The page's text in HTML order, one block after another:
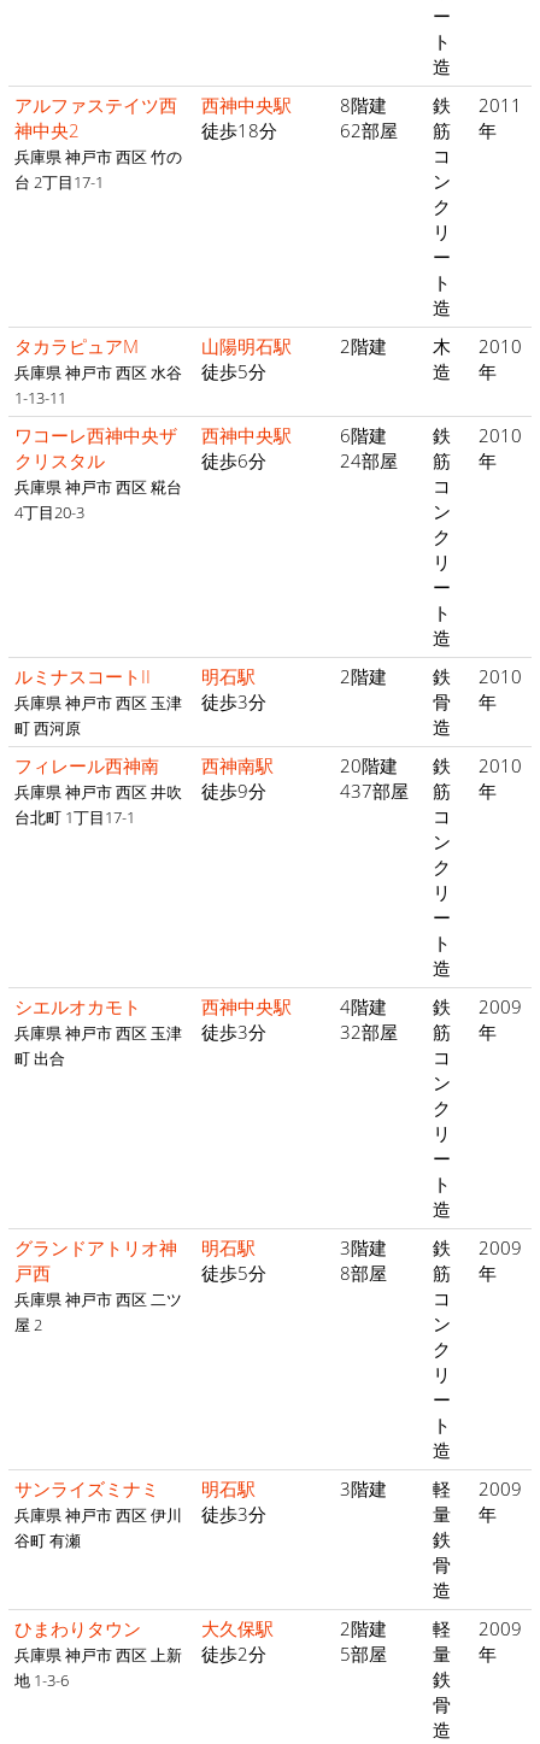
ー
ト
造
アルファステイツ西
神中央2
兵庫県 神戸市 西区 竹の
台 2丁目17-1
西神中央駅
徒歩18分
8階建
62部屋
鉄
筋
コ
ン
ク
リ
ー
ト
造
2011
年
タカラピュアM
兵庫県 神戸市 西区 水谷
1-13-11
山陽明石駅
徒歩5分
2階建
木
造
2010
年
ワコーレ西神中央ザ
クリスタル
兵庫県 神戸市 西区 糀台
4丁目20-3
西神中央駅
徒歩6分
6階建
24部屋
鉄
筋
コ
ン
ク
リ
ー
ト
造
2010
年
ルミナスコートII
兵庫県 神戸市 西区 玉津
町 西河原
明石駅
徒歩3分
2階建
鉄
骨
造
2010
年
フィレール西神南
兵庫県 神戸市 西区 井吹
台北町 1丁目17-1
西神南駅
徒歩9分
20階建
437部屋
鉄
筋
コ
ン
ク
リ
ー
ト
造
2010
年
シエルオカモト
兵庫県 神戸市 西区 玉津
町 出合
西神中央駅
徒歩3分
4階建
32部屋
鉄
筋
コ
ン
ク
リ
ー
ト
造
2009
年
グランドアトリオ神
戸西
兵庫県 神戸市 西区 二ツ
屋 2
明石駅
徒歩5分
3階建
8部屋
鉄
筋
コ
ン
ク
リ
ー
ト
造
2009
年
サンライズミナミ
兵庫県 神戸市 西区 伊川
谷町 有瀬
明石駅
徒歩3分
3階建
軽
量
鉄
骨
造
2009
年
ひまわりタウン
兵庫県 神戸市 西区 上新
地 1-3-6
大久保駅
徒歩2分
2階建
5部屋
軽
量
鉄
骨
造
2009
年